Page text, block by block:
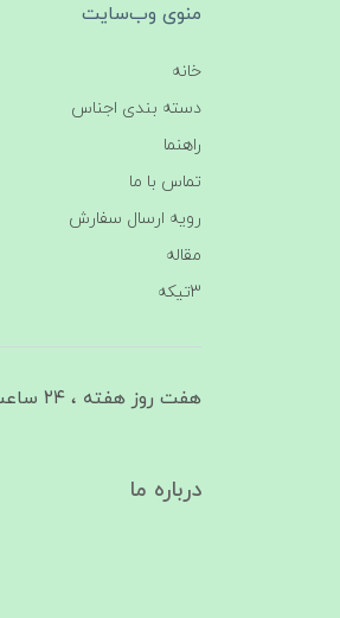
منوی وب‌سایت
خانه
دسته بندی اجناس
راهنما
تماس با ما
رویه ارسال سفارش
مقاله
3تیکه
هفت روز هفته ، ۲۴ ساعت شبانه‌روز پاسخگوی شما هستیم
درباره ما